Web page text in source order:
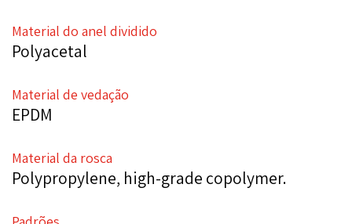
Material do anel dividido
Polyacetal
Material de vedação
EPDM
Material da rosca
Polypropylene, high-grade copolymer.